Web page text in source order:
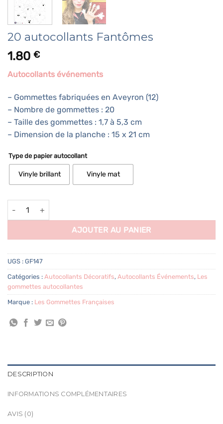
20 autocollants Fantômes
1.80 €
Autocollants événements
– Gommettes fabriquées en Aveyron (12)
– Nombre de gommettes : 20
– Taille des gommettes : 1,7 à 5,3 cm
– Dimension de la planche : 15 x 21 cm
Type de papier autocollant
Vinyle brillant Vinyle mat
quantité de 20 autocollants Fantômes
AJOUTER AU PANIER
UGS : GF147
Catégories : Autocollants Décoratifs, Autocollants Événements, Les
gommettes autocollantes
Marque : Les Gommettes Françaises
DESCRIPTION
INFORMATIONS COMPLÉMENTAIRES
AVIS (0)